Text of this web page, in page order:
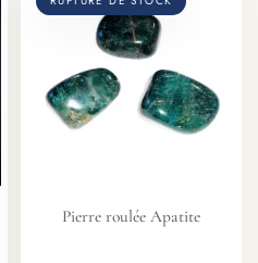
Pierre roulée Apatite